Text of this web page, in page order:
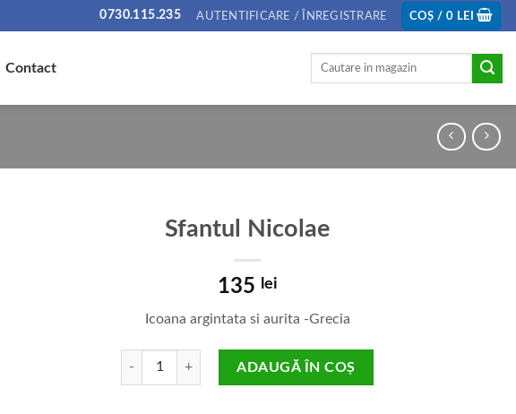
0730.115.235 AUTENTIFICARE / ÎNREGISTRARE COȘ /0 LEI
Contact
Caută
Sfantul Nicolae
135 lei
Icoana argintata si aurita -Grecia
Cantitate Sfantul Nicolae
ADAUGĂ ÎN COȘ